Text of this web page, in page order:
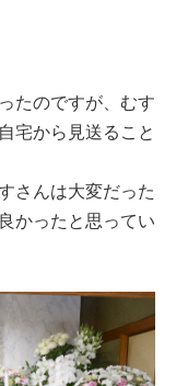
たのですが、むす
宅から見送ること
さんは大変だった
かったと思ってい